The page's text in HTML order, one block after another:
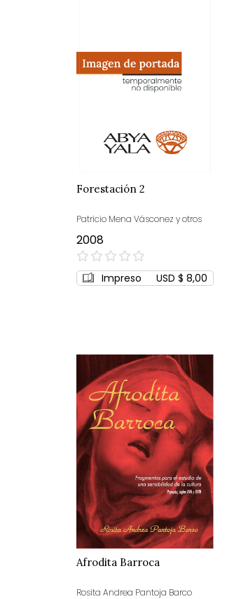
Forestación 2
Patricio Mena Vásconez y otros
2008
0%
Impreso USD $ 8,00
Afrodita Barroca
Rosita Andrea Pantoja Barco